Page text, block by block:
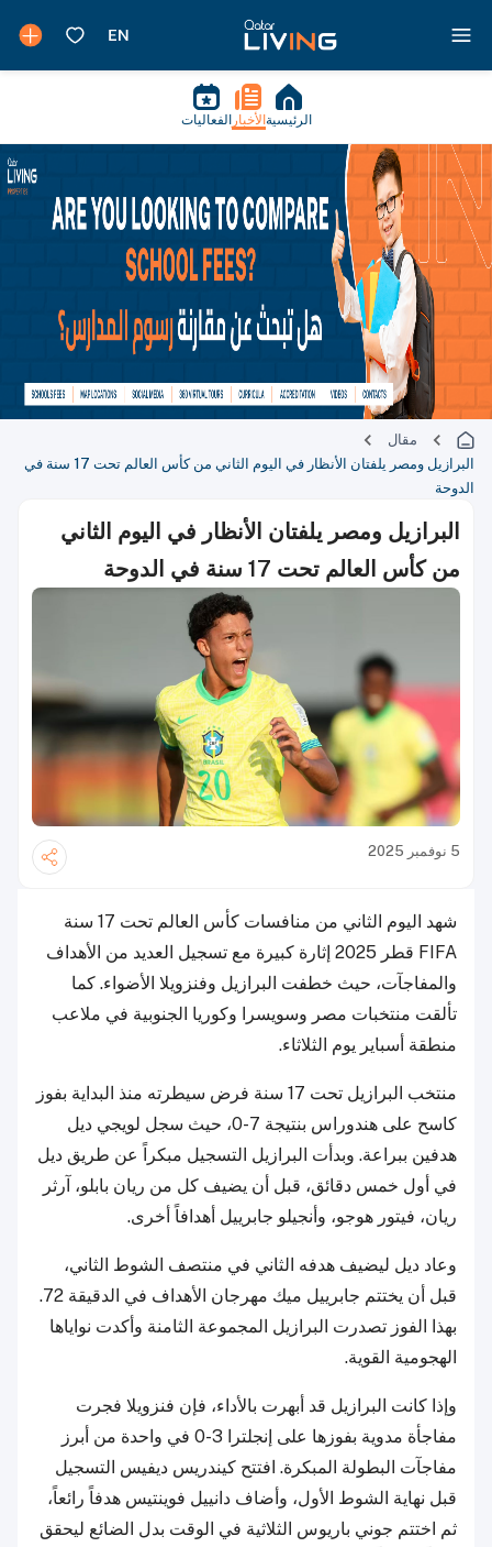
الرئيسية الأخبار الفعاليات
مقال
البرازيل ومصر يلفتان الأنظار في اليوم الثاني من كأس العالم تحت 17 سنة في
الدوحة
البرازيل ومصر يلفتان الأنظار في اليوم الثاني
من كأس العالم تحت 17 سنة في الدوحة
5 نوفمبر 2025
شهد اليوم الثاني من منافسات كأس العالم تحت 17 سنة
FIFA قطر 2025 إثارة كبيرة مع تسجيل العديد من الأهداف
والمفاجآت، حيث خطفت البرازيل وفنزويلا الأضواء. كما
تألقت منتخبات مصر وسويسرا وكوريا الجنوبية في ملاعب
منطقة أسباير يوم الثلاثاء.
منتخب البرازيل تحت 17 سنة فرض سيطرته منذ البداية بفوز
كاسح على هندوراس بنتيجة 7-0، حيث سجل لويجي ديل
هدفين ببراعة. وبدأت البرازيل التسجيل مبكراً عن طريق ديل
في أول خمس دقائق، قبل أن يضيف كل من ريان بابلو، آرثر
ريان، فيتور هوجو، وأنجيلو جابرييل أهدافاً أخرى.
وعاد ديل ليضيف هدفه الثاني في منتصف الشوط الثاني،
قبل أن يختتم جابرييل ميك مهرجان الأهداف في الدقيقة 72.
بهذا الفوز تصدرت البرازيل المجموعة الثامنة وأكدت نواياها
الهجومية القوية.
وإذا كانت البرازيل قد أبهرت بالأداء، فإن فنزويلا فجرت
مفاجأة مدوية بفوزها على إنجلترا 3-0 في واحدة من أبرز
مفاجآت البطولة المبكرة. افتتح كيندريس ديفيس التسجيل
قبل نهاية الشوط الأول، وأضاف دانييل فوينتيس هدفاً رائعاً،
ثم اختتم جوني باريوس الثلاثية في الوقت بدل الضائع ليحقق